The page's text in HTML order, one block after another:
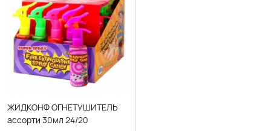
ЖИДКОНФ ОГНЕТУШИТЕЛЬ
ассорти 30мл 24/20